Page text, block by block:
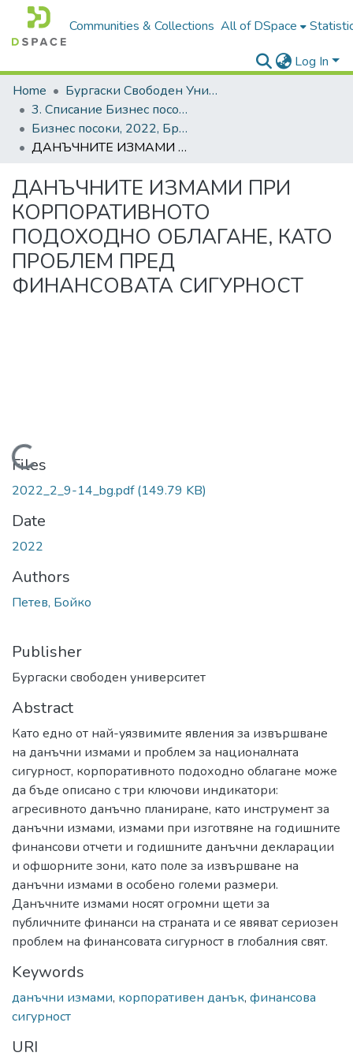
Communities & Collections All of DSpace
Log In
Home
Бургаски Свободен Университет | Burgas Free University
3. Списание Бизнес посоки | Journal of Business Research
Бизнес посоки, 2022, Брой 2, Български
ДАНЪЧНИТЕ ИЗМАМИ ПРИ КОРПОРАТИВНОТО ПОДОХОДНО ОБЛАГАНЕ, КАТО ПРОБЛЕМ ПРЕД ФИНАНСОВАТА СИГУРНОСТ
ДАНЪЧНИТЕ ИЗМАМИ ПРИ
КОРПОРАТИВНОТО
ПОДОХОДНО ОБЛАГАНЕ, КАТО
ПРОБЛЕМ ПРЕД
ФИНАНСОВАТА СИГУРНОСТ
Loading...
Files
2022_2_9-14_bg.pdf(149.79 KB)
Date
2022
Authors
Петев, Бойко
Publisher
Бургаски свободен университет
Abstract
Като едно от най-уязвимите явления за извършване
на данъчни измами и проблем за националната
сигурност, корпоративното подоходно облагане може
да бъде описано с три ключови индикатори:
агресивното данъчно планиране, като инструмент за
данъчни измами, измами при изготвяне на годишните
финансови отчети и годишните данъчни декларации
и офшорните зони, като поле за извършване на
данъчни измами в особено големи размери.
Данъчните измами носят огромни щети за
публичните финанси на страната и се явяват сериозен
проблем на финансовата сигурност в глобалния свят.
Keywords
данъчни измами, корпоративен данък, финансова
сигурност
URI